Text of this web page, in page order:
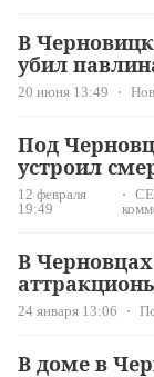
В
убил
20 июня 13:49
Под
устроил
12 февраля
19:49
В
24 января 13:06
В доме в